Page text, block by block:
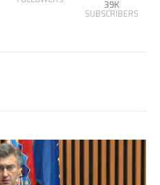
39K
SUBSCRIBERS